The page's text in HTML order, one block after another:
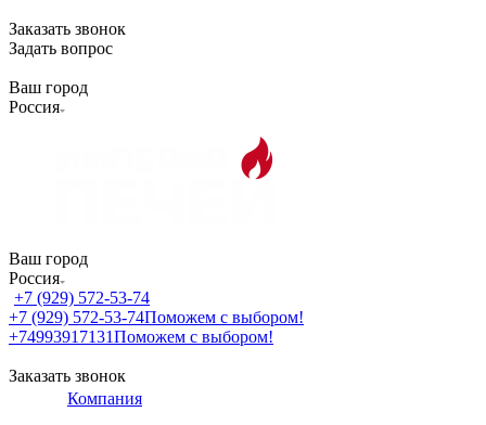
Заказать звонок
Задать вопрос
Ваш город
Россия
Ваш город
Россия
+7 (929) 572-53-74
+7 (929) 572-53-74Поможем с выбором!
+74993917131Поможем с выбором!
Заказать звонок
Компания